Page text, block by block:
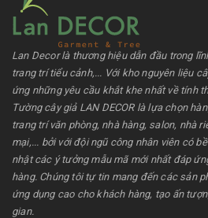
Lan Decor là thương hiệu dẫn đầu trong
trang trí tiểu cảnh,... Với kho nguyên liệu
ứng những yêu cầu khắt khe nhất về tính
Tường cây giả LAN DECOR là lựa chọn
trang trí văn phòng, nhà hàng, salon, nhà
mại,... bởi với đội ngũ công nhân viên có
nhật các ý tưởng mẫu mã mới nhất đáp
hàng. Chúng tôi tự tin mang đến các sản
ứng dụng cao cho khách hàng, tạo ấn
gian.